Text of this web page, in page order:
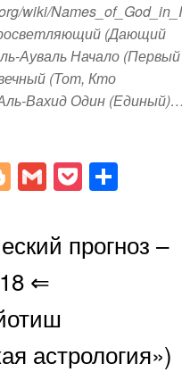
wiki/
(Дающий
Ауваль Начало (Первый
(Тот, Кто
Вахид Один (Единый)…
Bl
g
g
er
G
ail
P
ck
et
ar
e
прогноз –
⇐
астрология»)